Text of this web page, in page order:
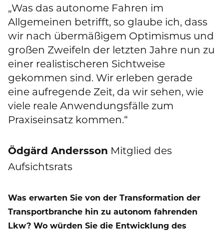
„Was das autonome Fahren im
Allgemeinen betrifft, so glaube ich, dass
wir nach übermäßigem Optimismus und
großen Zweifeln der letzten Jahre nun zu
einer realistischeren Sichtweise
gekommen sind. Wir erleben gerade
eine aufregende Zeit, da wir sehen, wie
viele reale Anwendungsfälle zum
Praxiseinsatz kommen.“
Ödgärd Andersson Mitglied des
Aufsichtsrats
Was erwarten Sie von der Transformation der
Transportbranche hin zu autonom fahrenden
Lkw? Wo würden Sie die Entwicklung des